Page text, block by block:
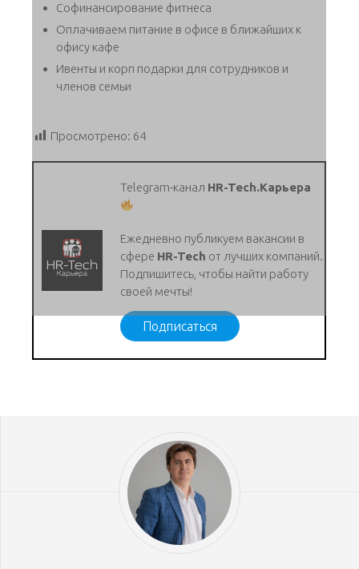
Софинансирование фитнеса
Оплачиваем питание в офисе в ближайших к
офису кафе
Ивенты и корп подарки для сотрудников и
членов семьи
Просмотрено: 64
Telegram-канал HR-Tech.Карьера
Ежедневно публикуем вакансии в
сфере HR-Tech от лучших компаний.
Подпишитесь, чтобы найти работу
своей мечты!
Подписаться